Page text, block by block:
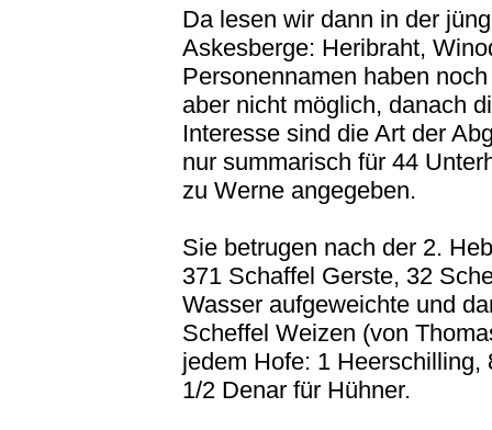
Da lesen wir dann in der
Askesberge: Heribraht,
Personennamen haben
aber nicht möglich, danach
Interesse sind die Art der
nur summarisch für 44
zu Werne angegeben.
Sie betrugen nach der 2.
371 Schaffel Gerste, 32
Wasser aufgeweichte und
Scheffel Weizen (von
jedem Hofe: 1
1/2 Denar für Hühner.